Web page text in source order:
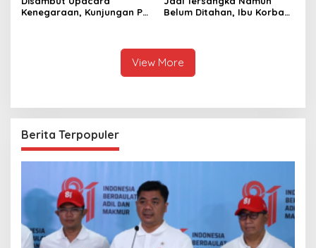
Kenegaraan, Kunjungan PM
Belum Ditahan, Ibu Korban
Anaknya Hamil
View More
Berita Terpopuler